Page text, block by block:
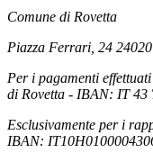
Comune di Rovetta
Piazza Ferrari, 24
Per i pagamenti
di Rovetta - IBAN: IT 43
Esclusivamente per i
IBAN: